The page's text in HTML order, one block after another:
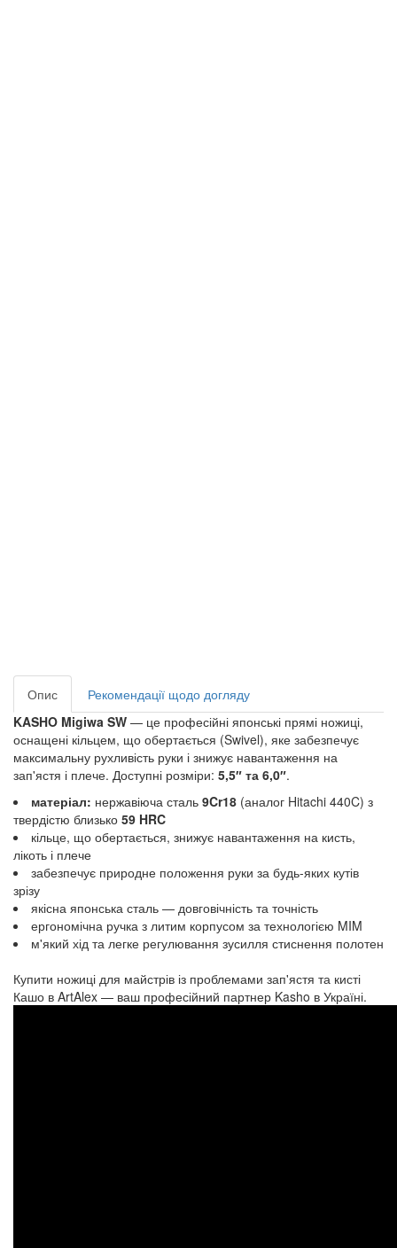
Опис
Рекомендації щодо догляду
KASHO Migiwa SW — це професійні японські прямі ножиці,
оснащені кільцем, що обертається (Swivel), яке забезпечує
максимальну рухливість руки і знижує навантаження на
зап'ястя і плече. Доступні розміри: 5,5″ та 6,0″.
матеріал: нержавіюча сталь 9Cr18 (аналог Hitachi 440C) з
твердістю близько 59 HRC
кільце, що обертається, знижує навантаження на кисть,
лікоть і плече
забезпечує природне положення руки за будь-яких кутів
зрізу
якісна японська сталь — довговічність та точність
ергономічна ручка з литим корпусом за технологією MIM
м'який хід та легке регулювання зусилля стиснення полотен
Купити ножиці для майстрів із проблемами зап'ястя та кисті
Кашо в ArtAlex — ваш професійний партнер Kasho в Україні.